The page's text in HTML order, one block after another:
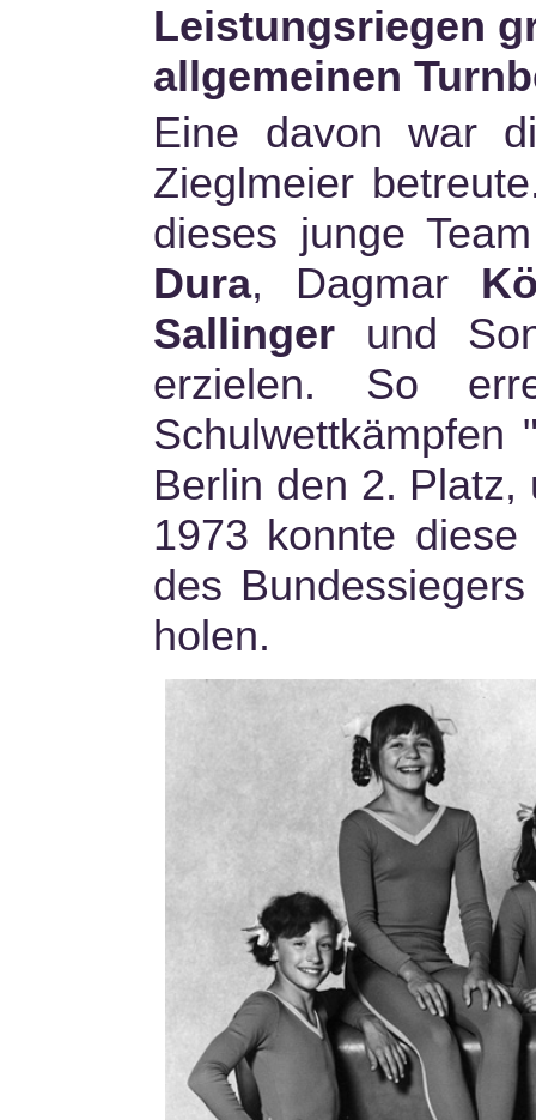
Leistungsriegen
allgemeinen
Eine davon war
Zieglmeier
dieses junge
Dura, Dagmar
Sallinger und
erzielen. So
Schulwettkämpfen
Berlin den 2.
1973 konnte
des
holen.